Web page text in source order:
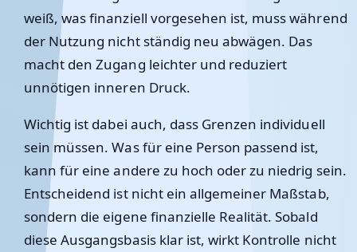
weiß, was finanziell vorgesehen ist, muss während
der Nutzung nicht ständig neu abwägen. Das
macht den Zugang leichter und reduziert
unnötigen inneren Druck.
Wichtig ist dabei auch, dass Grenzen individuell
sein müssen. Was für eine Person passend ist,
kann für eine andere zu hoch oder zu niedrig sein.
Entscheidend ist nicht ein allgemeiner Maßstab,
sondern die eigene finanzielle Realität. Sobald
diese Ausgangsbasis klar ist, wirkt Kontrolle nicht